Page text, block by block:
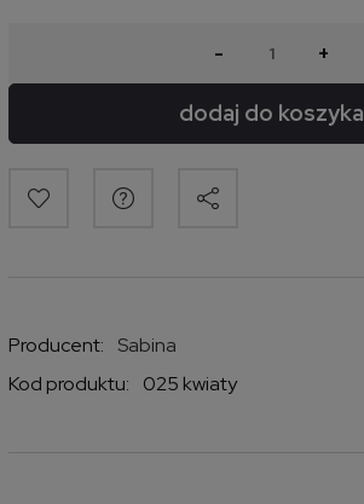
- +
dodaj do koszyka
Producent:
Sabina
Kod produktu:
025 kwiaty